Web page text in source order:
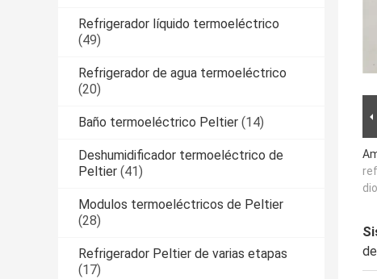
Refrigerador líquido termoeléctrico
(49)
Refrigerador de agua termoeléctrico
(20)
Baño termoeléctrico Peltier (14)
Deshumidificador termoeléctrico de
Peltier (41)
Modulos termoeléctricos de Peltier
(28)
Refrigerador Peltier de varias etapas
(17)